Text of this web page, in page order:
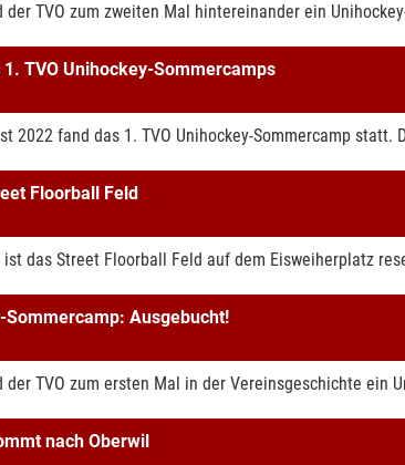
der TVO zum zweiten Mal hintereinander ein
TVO Unihockey-Sommercamps
2022 fand das 1. TVO Unihockey-Sommercamp statt.
Floorball Feld
ist das Street Floorball Feld auf dem Eisweiherplatz
Sommercamp: Ausgebucht!
der TVO zum ersten Mal in der Vereinsgeschichte ein
nach Oberwil